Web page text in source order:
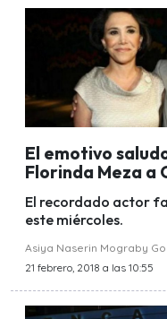
El emotivo
Florinda Meza a
El recordado actor
este miércoles.
Asiya Naserin Mograby
21 febrero, 2018 a las 10:55